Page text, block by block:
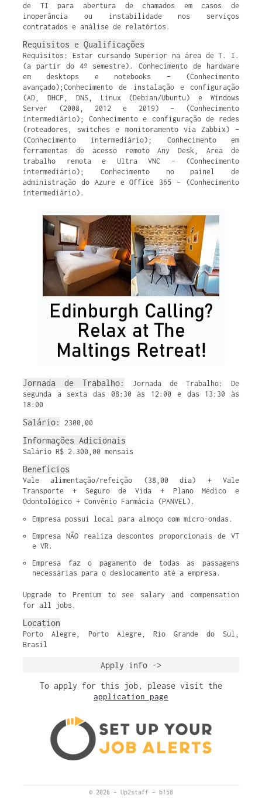
de TI para abertura de chamados em casos de
inoperância ou instabilidade nos serviços
contratados e análise de relatórios.
Requisitos e Qualificações
Requisitos: Estar cursando Superior na área de T. I.
(a partir do 4º semestre). Conhecimento de hardware
em desktops e notebooks – (Conhecimento
avançado);Conhecimento de instalação e configuração
(AD, DHCP, DNS, Linux (Debian/Ubuntu) e Windows
Server (2008, 2012 e 2019) – (Conhecimento
intermediário); Conhecimento e configuração de redes
(roteadores, switches e monitoramento via Zabbix) –
(Conhecimento intermediário); Conhecimento em
ferramentas de acesso remoto Any Desk, Area de
trabalho remota e Ultra VNC – (Conhecimento
intermediário); Conhecimento no painel de
administração do Azure e Office 365 – (Conhecimento
intermediário).
Jornada de Trabalho:
Jornada de Trabalho: De
segunda a sexta das 08:30 às 12:00 e das 13:30 às
18:00
Salário: 2300,00
Informações Adicionais
Salário R$ 2.300,00 mensais
Benefícios
Vale alimentação/refeição (38,00 dia) + Vale
Transporte + Seguro de Vida + Plano Médico e
Odontológico + Convênio Farmácia (PANVEL).
Empresa possui local para almoço com micro-ondas.
Empresa NÃO realiza descontos proporcionais de VT
e VR.
Empresa faz o pagamento de todas as passagens
necessárias para o deslocamento até a empresa.
Upgrade to Premium to see salary and compensation
for all jobs.
Location
Porto Alegre, Porto Alegre, Rio Grande do Sul,
Brasil
Apply info ->
To apply for this job, please visit the
application page
© 2026 – Up2staff – b158